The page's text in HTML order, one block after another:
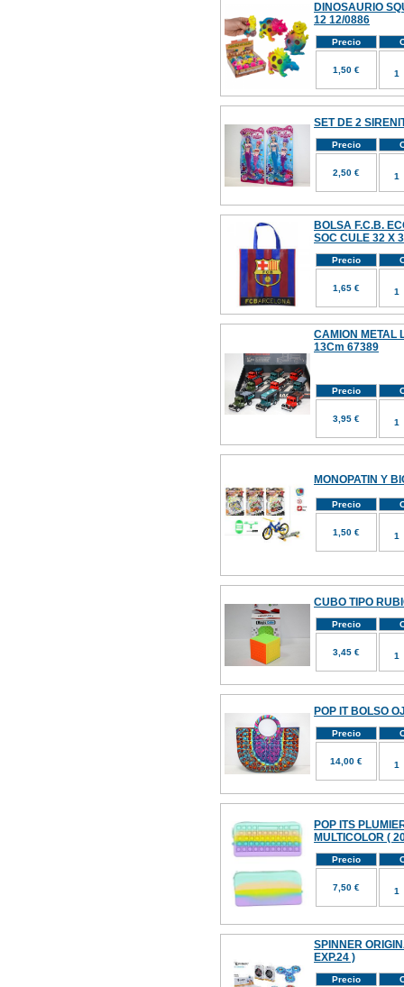
DINOSAURIO
12 12/0886
Precio
1,50 €
SET DE 2
Precio
2,50 €
BOLSA F.C.B.
SOC CULE 32 X
Precio
1,65 €
CAMION METAL
13Cm 67389
Precio
3,95 €
MONOPATIN Y
Precio
1,50 €
CUBO TIPO
Precio
3,45 €
POP IT BOLSO
Precio
14,00 €
POP ITS
MULTICOLOR (
Precio
7,50 €
SPINNER
EXP.24 )
Precio